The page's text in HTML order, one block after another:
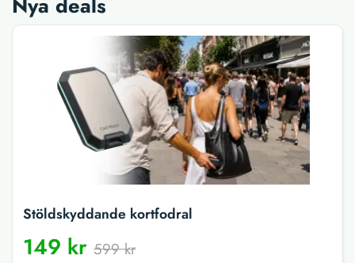
Nya deals
Stöldskyddande kortfodral
149 kr 599 kr